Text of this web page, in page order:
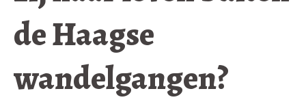
de Haagse
wandelgangen?